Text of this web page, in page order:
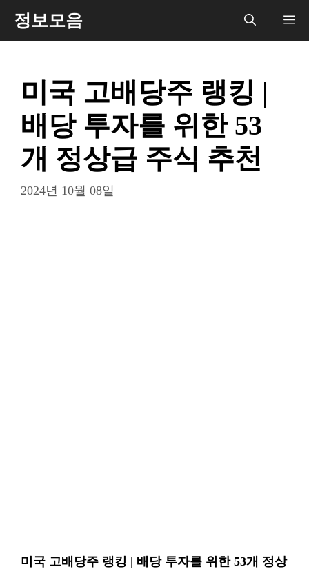
정보모음 메
미국 고배당주 랭킹 |
배당 투자를 위한 53
개 정상급 주식 추천
2024년 10월 08일
미국 고배당주 랭킹 | 배당 투자를 위한 53개 정상